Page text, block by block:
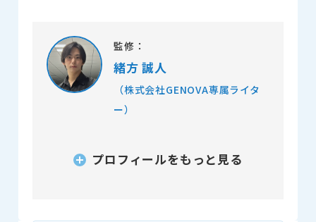
監修：
緒方 誠人
（株式会社GENOVA専属ライタ
ー）
プロフィールをもっと見る